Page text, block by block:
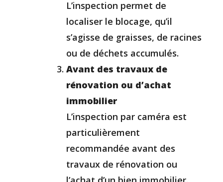
L’inspection permet de
localiser le blocage, qu’il
s’agisse de graisses, de racines
ou de déchets accumulés.
Avant des travaux de
rénovation ou d’achat
immobilier
L’inspection par caméra est
particulièrement
recommandée avant des
travaux de rénovation ou